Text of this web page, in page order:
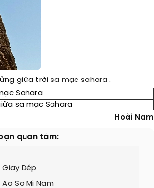
giữa trời sa mạc sahara.
Sahara
sa mạc Sahara
Hoài Nam
quan tâm:
Giay Dép
Ao So Mi Nam